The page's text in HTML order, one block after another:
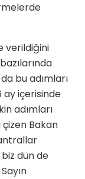
verildiğini
bu adımları
ay içerisinde
adımları
çizen Bakan
dün de